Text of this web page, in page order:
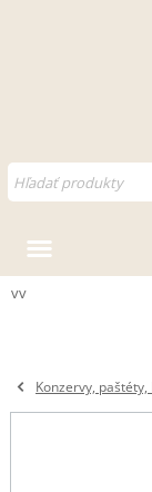
vv
Konzervy,